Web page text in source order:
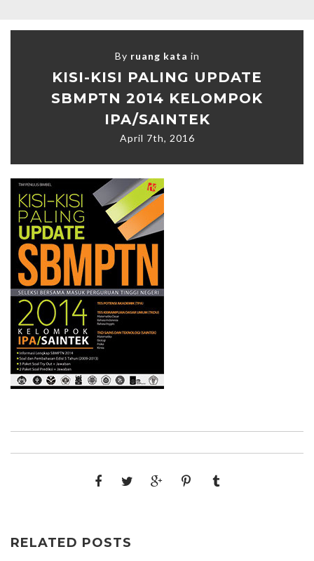
By ruang kata in
KISI-KISI PALING UPDATE
SBMPTN 2014 KELOMPOK
IPA/SAINTEK
April 7th, 2016
RELATED POSTS